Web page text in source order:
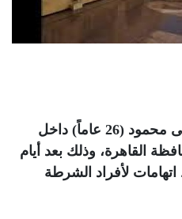
توفي، اليوم الأحد، شاب يُدعى محمود (26 عاماً) داخل
القاهرة، وذلك بعد أيام
لأفراد الشرطة